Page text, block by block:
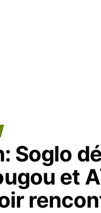
Soglo
et